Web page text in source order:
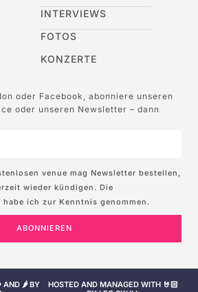
INTERVIEWS
FOTOS
KONZERTE
oder Facebook, abonniere unseren
oder unseren Newsletter – dann
venue mag Newsletter bestellen,
wieder kündigen. Die
habe ich zur Kenntnis genommen.
ABONNIEREN
AND 🌶️ BY
HOSTED AND MANAGED WITH 🤘🏻